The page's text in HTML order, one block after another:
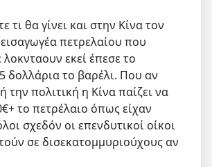
τι θα γίνει και στην Κίνα τον
πετρελαίου που
λοκνταουν εκεί έπεσε το
δολλάρια το βαρέλι. Που αν
την πολιτική η Κίνα παίζει να
το πετρέλαιο όπως είχαν
σχεδόν οι επενδυτικοί οίκοι
σε δισεκατομμυριούχους αν